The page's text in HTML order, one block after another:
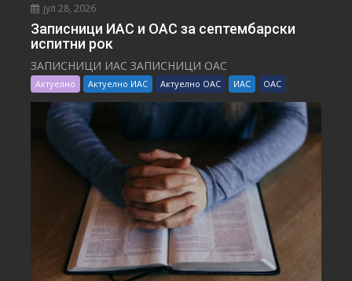
јул 28, 2026
Записници ИАС и ОАС за септембарски
испитни рок
ЗАПИСНИЦИ ИАС ЗАПИСНИЦИ ОАС
Актуелно Актуелно ИАС Актуелно ОАС ИАС ОАС